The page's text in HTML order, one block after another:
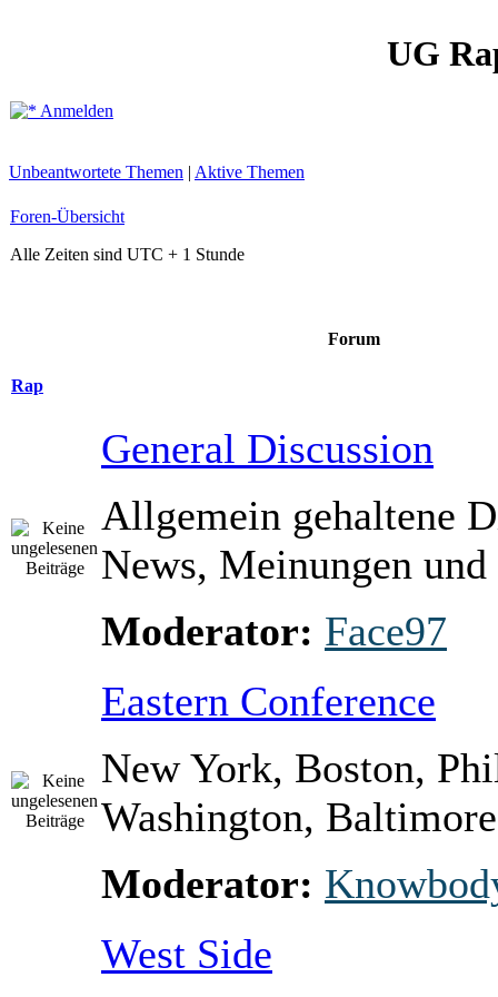
UG
Anmelden
Unbeantwortete Themen | Aktive Themen
Foren-Übersicht
Alle Zeiten sind UTC + 1 Stunde
Forum
Rap
General Discussion
Allgemein gehaltene
News, Meinungen und
Moderator: Face97
Eastern Conference
New York, Boston,
Washington,
Moderator:
West Side